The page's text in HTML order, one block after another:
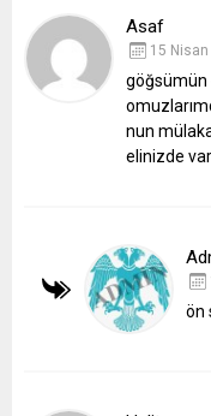
Asaf
15
göğsümün
nun
elinizde var
ön